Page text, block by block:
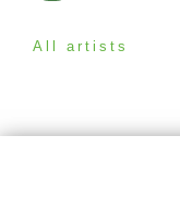
All artists